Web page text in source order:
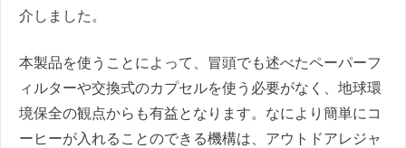
介しました。
本製品を使うことによって、冒頭でも述べたペーパーフ
ィルターや交換式のカプセルを使う必要がなく、地球環
境保全の観点からも有益となります。なにより簡単にコ
ーヒーが入れることのできる機構は、アウトドアレジャ